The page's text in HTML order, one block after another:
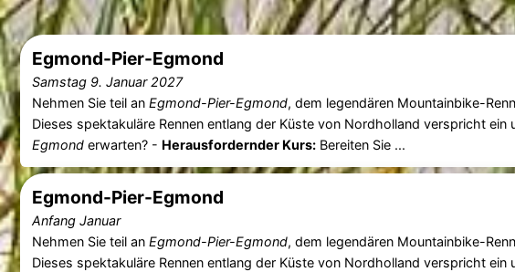
Egmond-Pier-Egmond
Samstag 9. Januar 2027
Nehmen Sie teil an Egmond-Pier-Egmond, dem legendären Mountainbike-
Dieses spektakuläre Rennen entlang der Küste von Nordholland verspricht ein
Egmonderwarten? - Herausfordernder Kurs:Bereiten Sie ...
Egmond-Pier-Egmond
Anfang Januar
Nehmen Sie teil an Egmond-Pier-Egmond, dem legendären Mountainbike-
Dieses spektakuläre Rennen entlang der Küste von Nordholland verspricht ein